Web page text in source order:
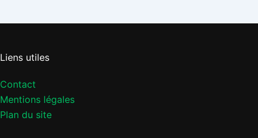
Liens utiles
Contact
Mentions légales
Plan du site